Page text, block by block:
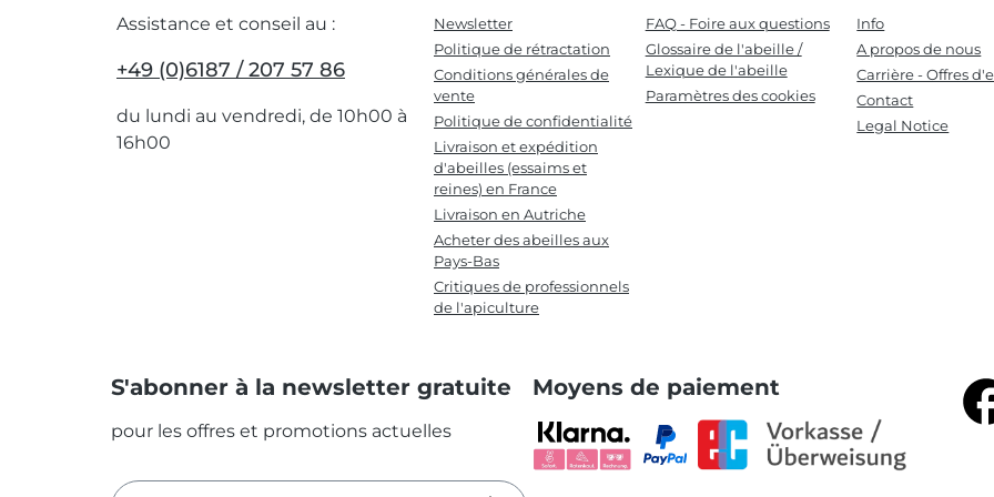
Assistance et conseil au :
+49 (0)6187 / 207 57 86
du lundi au vendredi, de 10h00 à
16h00
Newsletter
Politique de rétractation
Conditions générales de
vente
Politique de confidentialité
Livraison et expédition
d'abeilles (essaims et
reines) en France
Livraison en Autriche
Acheter des abeilles aux
Pays-Bas
Critiques de professionnels
de l'apiculture
FAQ - Foire aux questions
Glossaire de l'abeille /
Lexique de l'abeille
Paramètres des cookies
Info
A propos de nous
Carrière - Offres
Contact
Legal Notice
S'abonner à la newsletter gratuite
pour les offres et promotions actuelles
Moyens de paiement